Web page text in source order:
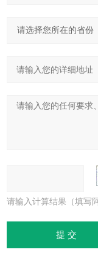
请输入计算结果（填写